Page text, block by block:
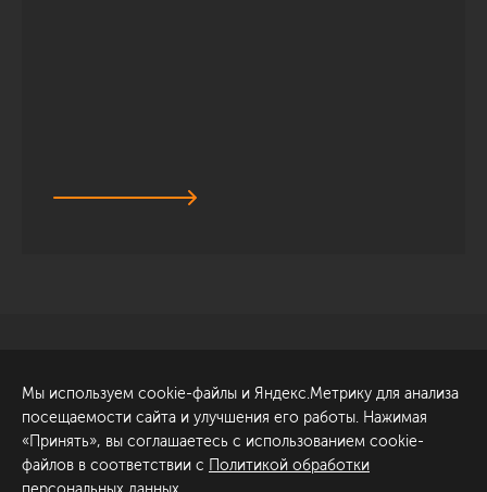
Обсудить проект
ул. Академика Павлова, 6
к1
+7 (812) 200-95-55
Мы используем cookie-файлы и Яндекс.Метрику для анализа
посещаемости сайта и улучшения его работы. Нажимая
«Принять», вы соглашаетесь с использованием cookie-
файлов в соответствии с Политикой обработки